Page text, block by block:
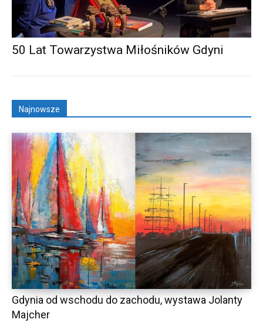
50 Lat Towarzystwa Miłośników Gdyni
Najnowsze
Gdynia od wschodu do zachodu, wystawa Jolanty
Majcher